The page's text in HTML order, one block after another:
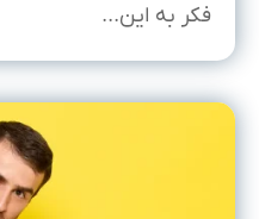
فکر به این...